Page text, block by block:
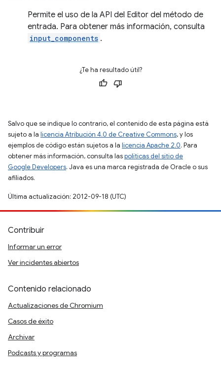
Permite el uso de la API del Editor del método de
entrada. Para obtener más información, consulta
input_components .
¿Te ha resultado útil?
Salvo que se indique lo contrario, el contenido de esta página está
sujeto a la licencia Atribución 4.0 de Creative Commons, y los
ejemplos de código están sujetos a la licencia Apache 2.0. Para
obtener más información, consulta laspolíticas del sitio de
Google Developers. Java es una marca registrada de Oracle o sus
afiliados.
Última actualización: 2012-09-18 (UTC)
Contribuir
Informar un error
Ver incidentes abiertos
Contenido relacionado
Actualizaciones de Chromium
Casos de éxito
Archivar
Podcasts y programas